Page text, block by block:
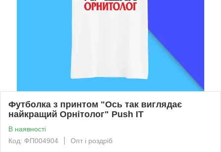
Футболка з принтом "Ось так виглядає
найкращий Орнітолог" Push IT
В наявності
Код: ФП004904
Опт і роздріб